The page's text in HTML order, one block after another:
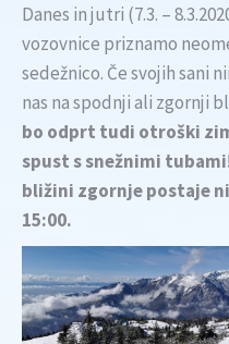
Danes in jutri (7.3. –
vozovnice priznamo
sedežnico. Če svojih sani
nas na spodnji ali zgornji
bo odprt tudi otroški
spust s snežnimi
bližini zgornje postaje
15:00.